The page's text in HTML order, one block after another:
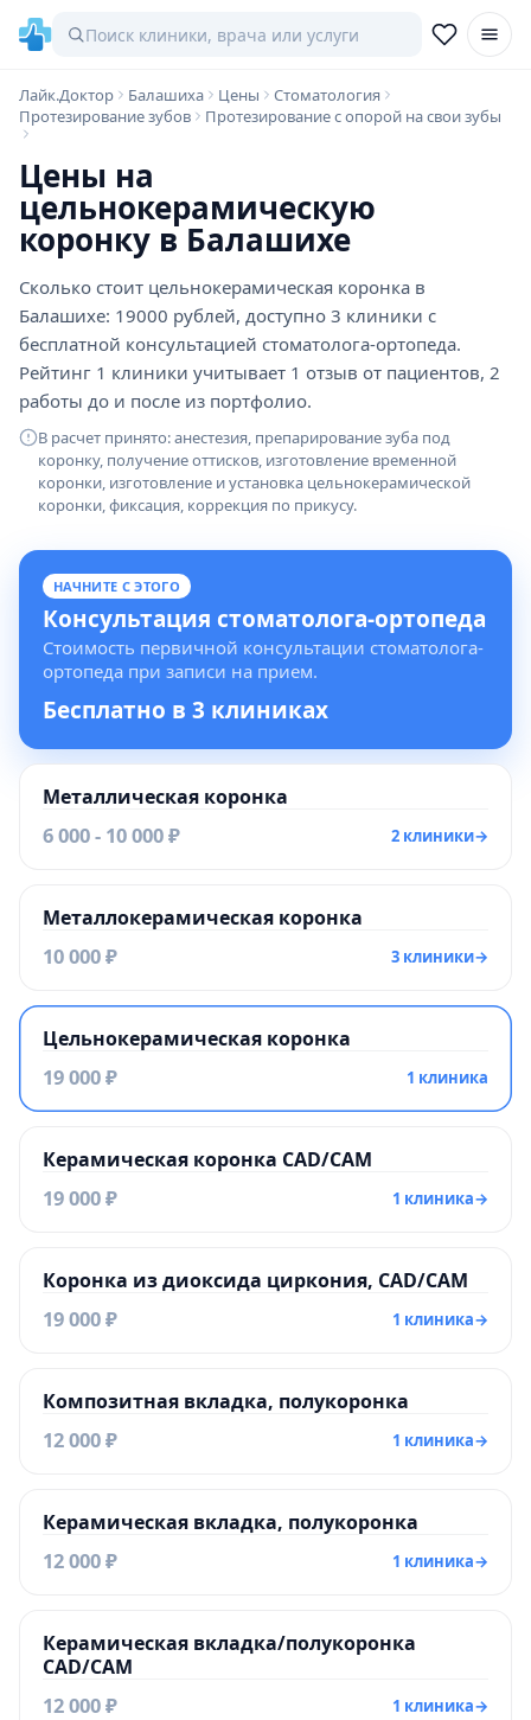
Лайк.Доктор Балашиха Цены
Стоматология
Протезирование зубов
Протезирование с опорой на свои зубы
Цены на
цельнокерамическую
коронку в Балашихе
Сколько стоит цельнокерамическая коронка в
Балашихе: 19000 рублей, доступно 3 клиники с
бесплатной консультацией стоматолога-ортопеда.
Рейтинг 1 клиники учитывает 1 отзыв от пациентов, 2
работы до и после из портфолио.
В расчет принято: анестезия, препарирование зуба под
коронку, получение оттисков, изготовление временной
коронки, изготовление и установка цельнокерамической
коронки, фиксация, коррекция по прикусу.
НАЧНИТЕ С ЭТОГО
Консультация стоматолога-ортопеда
Стоимость первичной консультации стоматолога-
ортопеда при записи на прием.
Бесплатно в 3 клиниках
Металлическая коронка
6 000 - 10 000 ₽ 2 клиники→
Металлокерамическая коронка
10 000 ₽ 3 клиники→
Цельнокерамическая коронка
19 000 ₽ 1 клиника
Керамическая коронка CAD/CAM
19 000 ₽ 1 клиника→
Коронка из диоксида циркония, CAD/CAM
19 000 ₽ 1 клиника→
Композитная вкладка, полукоронка
12 000 ₽ 1 клиника→
Керамическая вкладка, полукоронка
12 000 ₽ 1 клиника→
Керамическая вкладка/полукоронка
CAD/CAM
12 000 ₽ 1 клиника→